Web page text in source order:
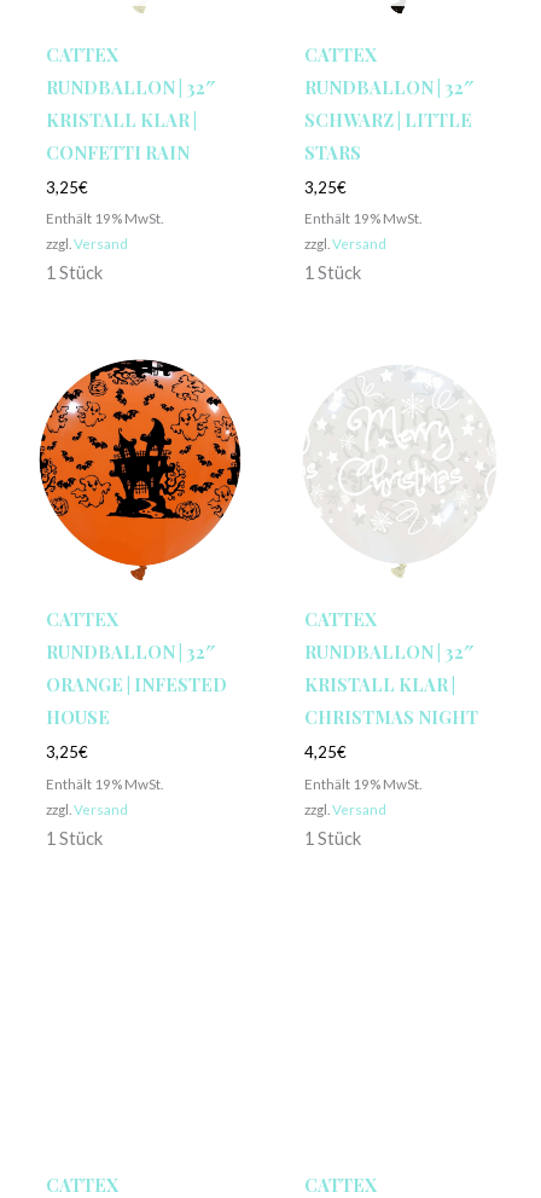
CATTEX
RUNDBALLON | 32″
KRISTALL KLAR |
CONFETTI RAIN
3,25€
Enthält 19% MwSt.
zzgl. Versand
1 Stück
CATTEX
RUNDBALLON | 32″
SCHWARZ | LITTLE
STARS
3,25€
Enthält 19% MwSt.
zzgl. Versand
1 Stück
CATTEX
RUNDBALLON | 32″
ORANGE | INFESTED
HOUSE
3,25€
Enthält 19% MwSt.
zzgl. Versand
1 Stück
CATTEX
RUNDBALLON | 32″
KRISTALL KLAR |
CHRISTMAS NIGHT
4,25€
Enthält 19% MwSt.
zzgl. Versand
1 Stück
CATTEX
CATTEX